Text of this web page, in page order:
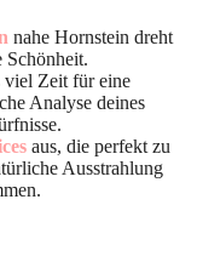
nahe Hornstein dreht
Schönheit.
viel Zeit für eine
Analyse deines
aus, die perfekt zu
Ausstrahlung